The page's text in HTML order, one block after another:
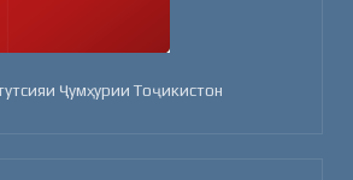
Ҷумҳурии Тоҷикистон